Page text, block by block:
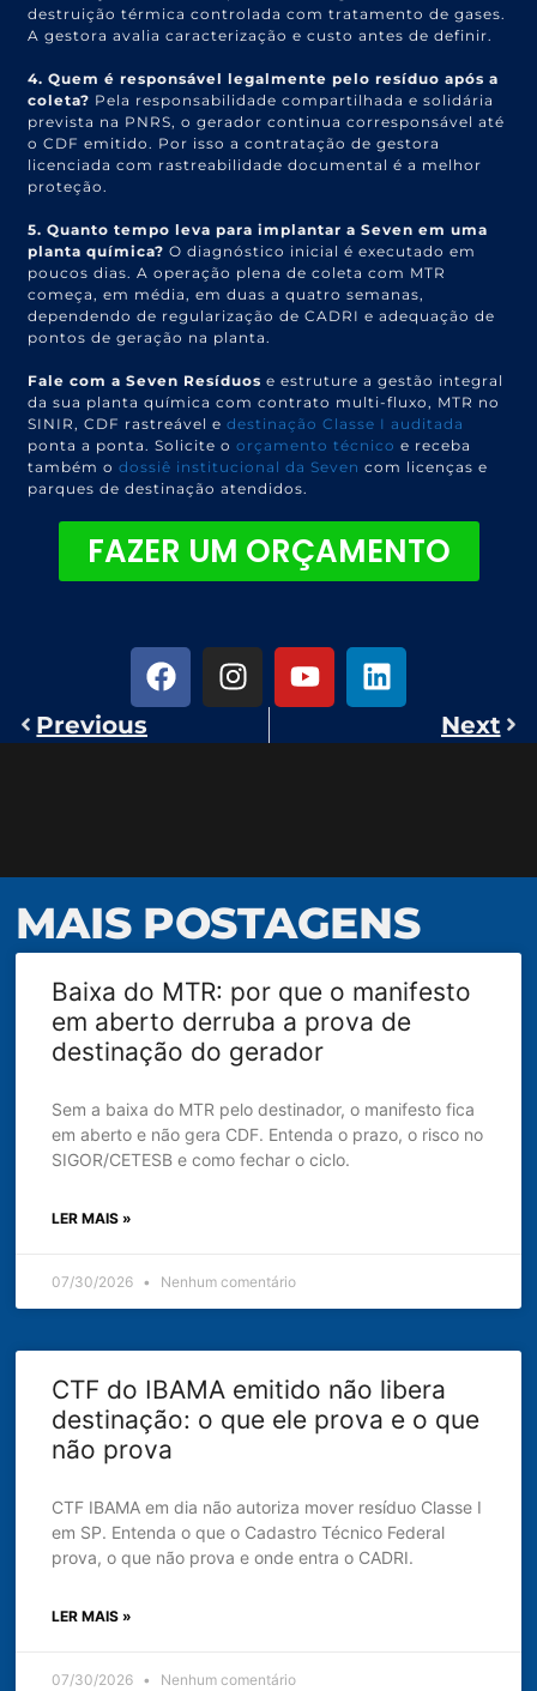
destruição térmica controlada com tratamento de gases.
A gestora avalia caracterização e custo antes de definir.
4. Quem é responsável legalmente pelo resíduo após a
coleta? Pela responsabilidade compartilhada e solidária
prevista na PNRS, o gerador continua corresponsável até
o CDF emitido. Por isso a contratação de gestora
licenciada com rastreabilidade documental é a melhor
proteção.
5. Quanto tempo leva para implantar a Seven em uma
planta química? O diagnóstico inicial é executado em
poucos dias. A operação plena de coleta com MTR
começa, em média, em duas a quatro semanas,
dependendo de regularização de CADRI e adequação de
pontos de geração na planta.
Fale com a Seven Resíduos e estruture a gestão integral
da sua planta química com contrato multi-fluxo, MTR no
SINIR, CDF rastreável edestinação Classe I auditada
ponta a ponta. Solicite oorçamento técnico e receba
também odossiê institucional da Seven com licenças e
parques de destinação atendidos.
FAZER UM ORÇAMENTO
Previous Next
MAIS POSTAGENS
Baixa do MTR: por que o manifesto
em aberto derruba a prova de
destinação do gerador
Sem a baixa do MTR pelo destinador, o manifesto fica
em aberto e não gera CDF. Entenda o prazo, o risco no
SIGOR/CETESB e como fechar o ciclo.
LER MAIS »
07/30/2026 Nenhum comentário
CTF do IBAMA emitido não libera
destinação: o que ele prova e o que
não prova
CTF IBAMA em dia não autoriza mover resíduo Classe I
em SP. Entenda o que o Cadastro Técnico Federal
prova, o que não prova e onde entra o CADRI.
LER MAIS »
07/30/2026 Nenhum comentário